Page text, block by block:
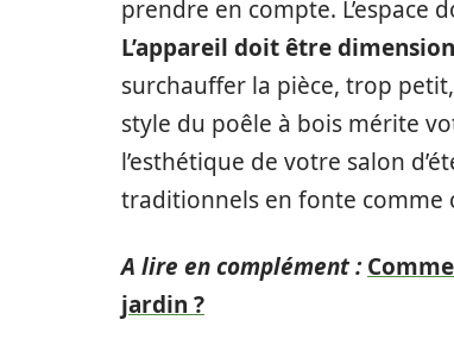
prendre en compte. L’espace
L’appareil doit être
surchauffer la pièce, trop
style du poêle à bois mérite
l’esthétique de votre salon
traditionnels en fonte comme
A lire en complément :
jardin ?